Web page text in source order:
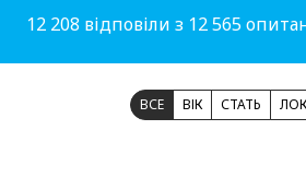
12 208 відповіли з 12 565
ВСЕ ВІК СТАТЬ